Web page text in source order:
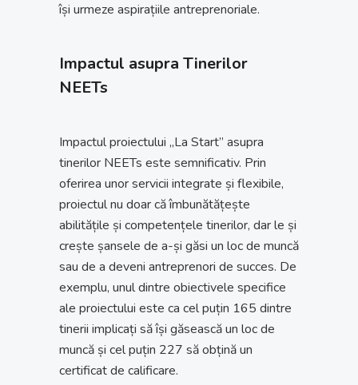
își urmeze aspirațiile antreprenoriale.
Impactul asupra Tinerilor
NEETs
Impactul proiectului „La Start” asupra
tinerilor NEETs este semnificativ. Prin
oferirea unor servicii integrate și flexibile,
proiectul nu doar că îmbunătățește
abilitățile și competențele tinerilor, dar le și
crește șansele de a-și găsi un loc de muncă
sau de a deveni antreprenori de succes. De
exemplu, unul dintre obiectivele specifice
ale proiectului este ca cel puțin 165 dintre
tinerii implicați să își găsească un loc de
muncă și cel puțin 227 să obțină un
certificat de calificare.